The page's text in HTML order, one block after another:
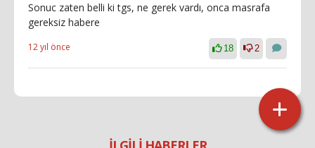
Sonuc zaten belli ki tgs, ne gerek vardı, onca masrafa
gereksiz habere
12 yıl önce 18 2